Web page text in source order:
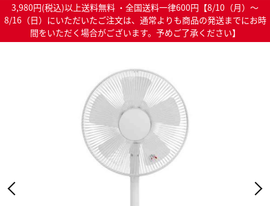
3,980円(税込)以上送料無料 ・全国送料一律600円【8/10（月）～
8/16（日）にいただいたご注文は、通常よりも商品の発送までにお時
間をいただく場合がございます。予めご了承ください】